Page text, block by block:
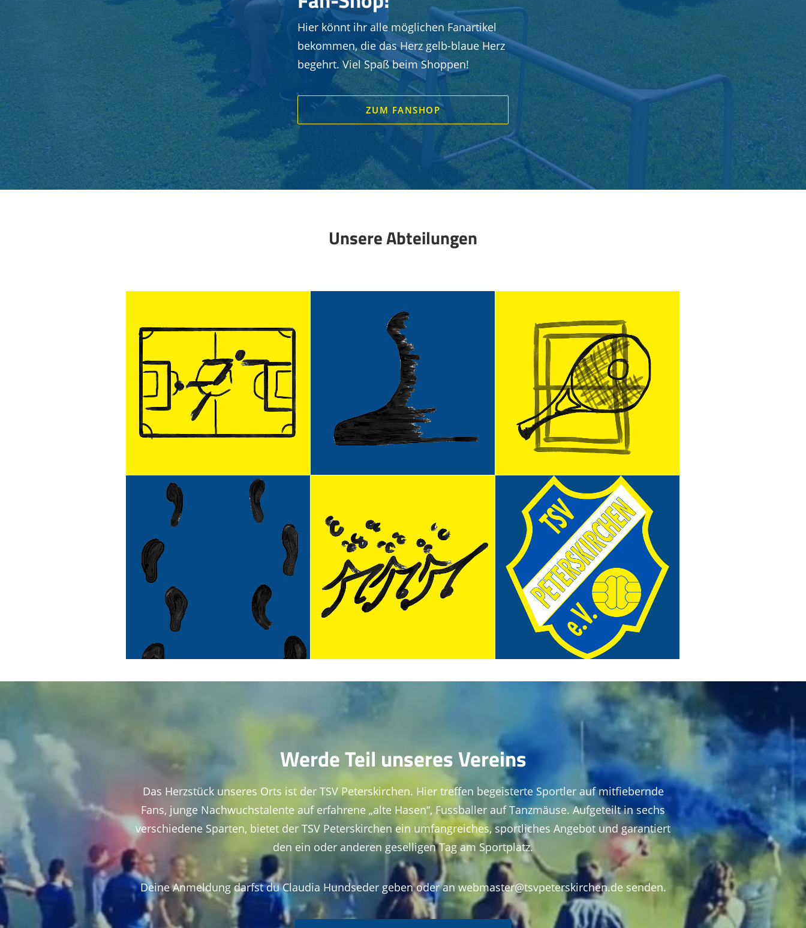
Hier könnt ihr alle möglichen Fanartikel
bekommen, die das Herz gelb-blaue Herz
begehrt. Viel Spaß beim Shoppen!
ZUM FANSHOP
Unsere Abteilungen
Werde Teil unseres Vereins
Das Herzstück unseres Orts ist der TSV Peterskirchen. Hier treffen begeisterte Sportler auf mitfiebernde
Fans, junge Nachwuchstalente auf erfahrene „alte Hasen“, Fussballer auf Tanzmäuse. Aufgeteilt in sechs
verschiedene Sparten, bietet der TSV Peterskirchen ein umfangreiches, sportliches Angebot und garantiert
den ein oder anderen geselligen Tag am Sportplatz.
Deine Anmeldung darfst du Claudia Hundseder geben oder an webmaster@tsvpeterskirchen.desenden.